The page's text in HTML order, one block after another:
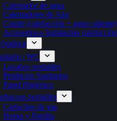
Calentador de agua
Calentadores de Aire
Combi (calefacción + agua caliente)
Accesorios e Instalación calefacción
| WC
Lavabos portatiles
Productos Sanitarios
Papel Higiénico
portatiles
Cartuchos de gas
Horno y Parrilla